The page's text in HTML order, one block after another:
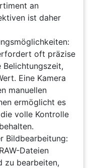
an
ist daher
oft präzise
Belichtungszeit,
Eine Kamera
manuellen
ermöglicht es
volle Kontrolle
Bildbearbeitung:
Dateien
zu bearbeiten,